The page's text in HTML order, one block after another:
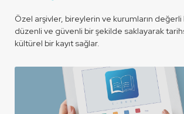
Özel arşivler, bireylerin ve kurumların
düzenli ve güvenli bir şekilde saklayarak
kültürel bir kayıt sağlar.